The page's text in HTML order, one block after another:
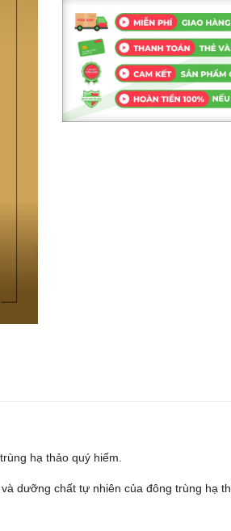
hạ thảo quý hiếm.
dưỡng chất tự nhiên của đông trùng hạ